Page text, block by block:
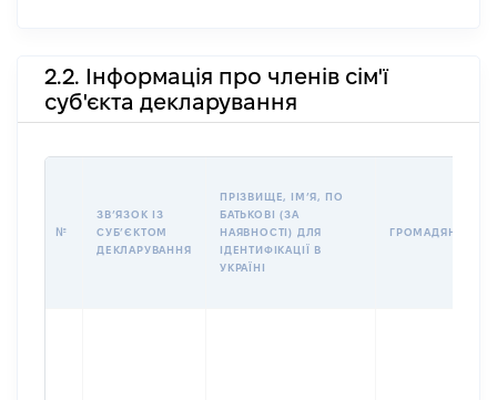
2.2. Інформація про членів сім'ї
суб'єкта декларування
№
ЗВʼЯЗОК ІЗ
СУБʼЄКТОМ
ДЕКЛАРУВАННЯ
ПРІЗВИЩЕ, ІМʼЯ, ПО
БАТЬКОВІ (ЗА
НАЯВНОСТІ) ДЛЯ
ІДЕНТИФІКАЦІЇ В
УКРАЇНІ
ГРОМАДЯНСТВО